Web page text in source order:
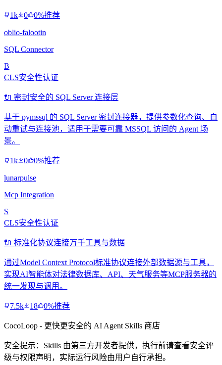
1k 0 0%推荐
oblio-falootin
SQL Connector
B
CLS安全性认证
🔌 密封安全的 SQL Server 连接层
基于 pymssql 的 SQL Server 密封连接器，提供参数化查询、自
动重试与连接池，适用于需要可靠 MSSQL 访问的 Agent 场
景。
1k 0 0%推荐
lunarpulse
Mcp Integration
S
CLS安全性认证
🔌 标准化协议连接万千工具与数据
通过Model Context Protocol标准协议连接外部数据源与工具，
实现AI智能体对法律数据库、API、天气服务等MCP服务器的
统一发现与调用。
7.5k 18 0%推荐
CocoLoop - 更快更安全的 AI Agent Skills 商店
安全提示：Skills 由第三方开发者提供，执行前请查看安全评
级与权限声明，实际运行风险由用户自行承担。